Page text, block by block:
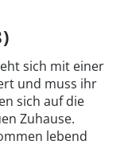
sich mit einer
und muss ihr
sich auf die
Zuhause.
lebend